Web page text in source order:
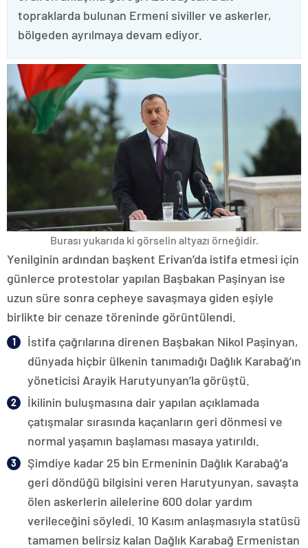
topraklarda bulunan Ermeni siviller ve askerler,
bölgeden ayrılmaya devam ediyor.
Burası yukarıda ki görselin altyazı örneğidir.
Yenilginin ardından başkent Erivan’da istifa etmesi için
günlerce protestolar yapılan Başbakan Paşinyan ise
uzun süre sonra cepheye savaşmaya giden eşiyle
birlikte bir cenaze töreninde görüntülendi.
İstifa çağrılarına direnen Başbakan Nikol Paşinyan,
dünyada hiçbir ülkenin tanımadığı Dağlık Karabağ’ın
yöneticisi Arayik Harutyunyan’la görüştü.
İkilinin buluşmasına dair yapılan açıklamada
çatışmalar sırasında kaçanların geri dönmesi ve
normal yaşamın başlaması masaya yatırıldı.
Şimdiye kadar 25 bin Ermeninin Dağlık Karabağ’a
geri döndüğü bilgisini veren Harutyunyan, savaşta
ölen askerlerin ailelerine 600 dolar yardım
verileceğini söyledi. 10 Kasım anlaşmasıyla statüsü
tamamen belirsiz kalan Dağlık Karabağ Ermenistan